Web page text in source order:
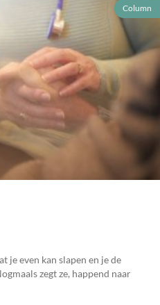
Column
je even kan slapen en je de
zegt ze, happend naar